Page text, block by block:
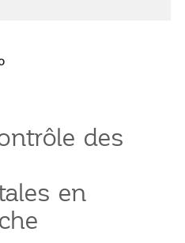
des
en